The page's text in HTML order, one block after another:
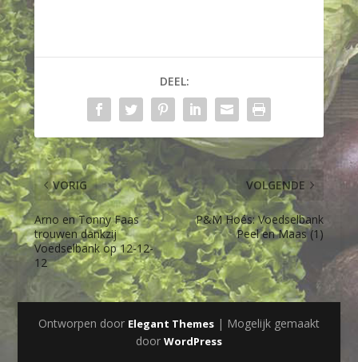
DEEL:
VORIG
Arno en Tonny Faas
trouwen dankzij
Voedselbank op 12-12-
12
VOLGENDE
P&M Hoés: Voedselbank
Peel en Maas (1)
Ontworpen door Elegant Themes| Mogelijk gemaakt
door WordPress